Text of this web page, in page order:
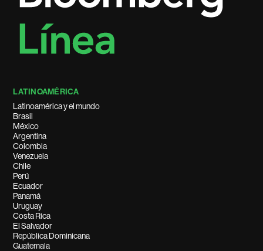
LATINOAMÉRICA
Latinoamérica y el mundo
Brasil
México
Argentina
Colombia
Venezuela
Chile
Perú
Ecuador
Panamá
Uruguay
Costa Rica
El Salvador
República Dominicana
Guatemala